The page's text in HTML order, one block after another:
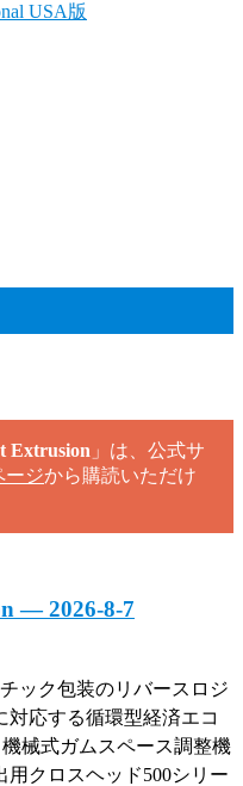
USA版
Extrusion 」は、公式サ
ージから購読いただけ
— 2026-8-7
ック包装のリバースロジ
対応する循環型経済エコ
機械式ガムスペース調整機
クロスヘッド500シリー